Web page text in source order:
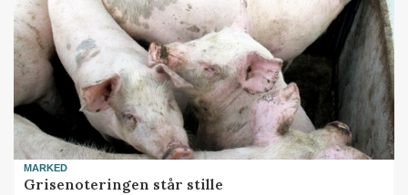
MARKED
Grisenoteringen står stille